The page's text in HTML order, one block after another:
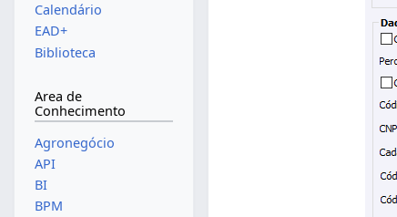
Calendário
EAD+
Biblioteca
Area de
Conhecimento
Agronegócio
API
BI
BPM